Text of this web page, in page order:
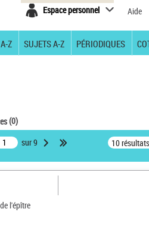
Espace personnel Aide
Z SUJETS A-Z PÉRIODIQUES
(0)
sur 9 10
l'épître